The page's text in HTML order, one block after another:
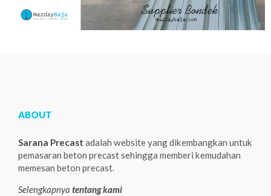
ABOUT
Sarana Precast adalah website yang dikembangkan untuk
pemasaran beton precast sehingga memberi kemudahan
memesan beton precast.
Selengkapnya tentang kami